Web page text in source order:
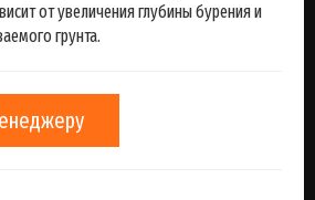
от увеличения глубины бурения и
грунта.